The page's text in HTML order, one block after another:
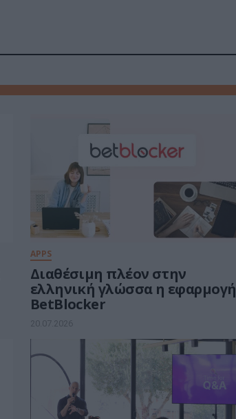
APPS
Διαθέσιμη πλέον στην
ελληνική γλώσσα η εφαρμογή
BetBlocker
20.07.2026